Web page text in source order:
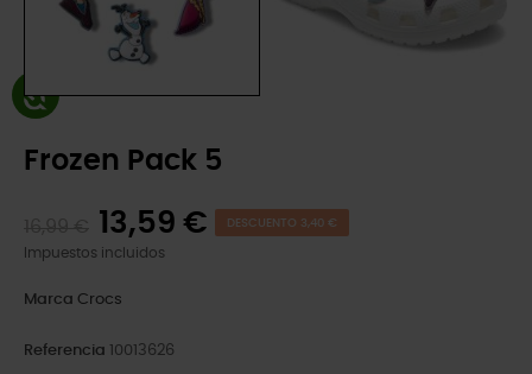
Frozen Pack 5
13,59 € DESCUENTO 3,40 €
Impuestos incluidos
Marca Crocs
Referencia 10013626